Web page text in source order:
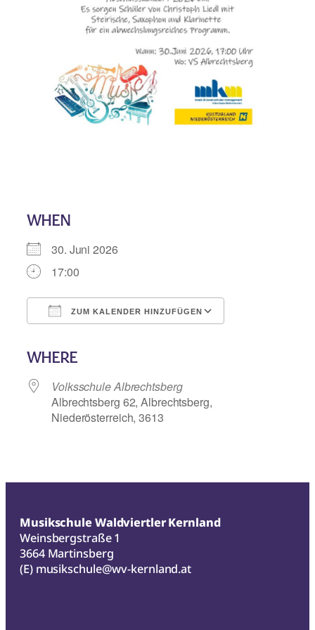
WHEN
30. Juni 2026
17:00
ZUM KALENDER HINZUFÜGEN
WHERE
Volksschule Albrechtsberg
Albrechtsberg 62, Albrechtsberg,
Niederösterreich, 3613
Musikschule Waldviertler Kernland
Weinsbergstraße 1
3664 Martinsberg
(E) musikschule@wv-kernland.at